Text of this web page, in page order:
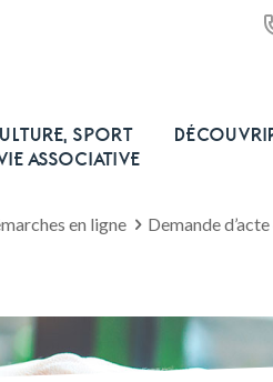
SPORT
ASSOCIATIVE
en ligne Demande